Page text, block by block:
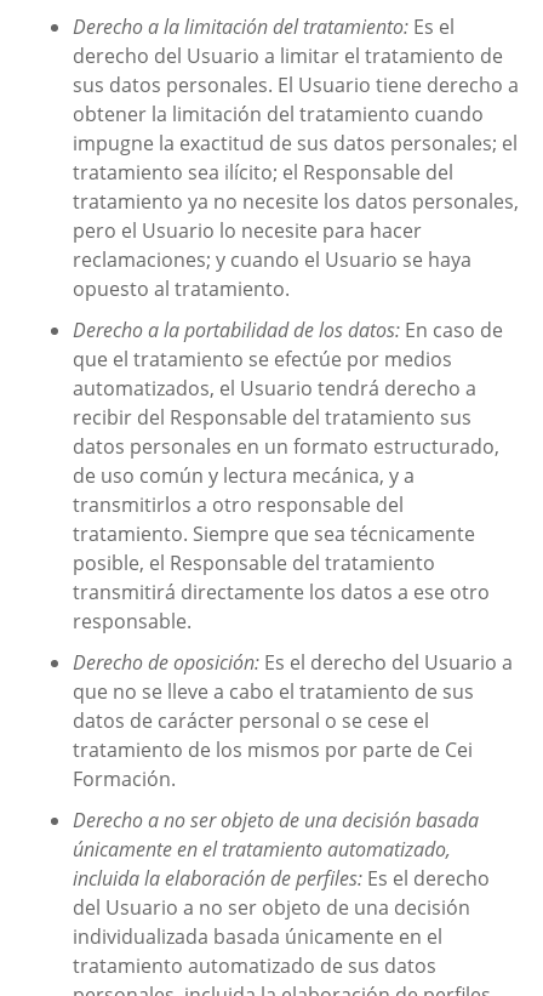
Derecho a la limitación del tratamiento: Es el
derecho del Usuario a limitar el tratamiento de
sus datos personales. El Usuario tiene derecho a
obtener la limitación del tratamiento cuando
impugne la exactitud de sus datos personales; el
tratamiento sea ilícito; el Responsable del
tratamiento ya no necesite los datos personales,
pero el Usuario lo necesite para hacer
reclamaciones; y cuando el Usuario se haya
opuesto al tratamiento.
Derecho a la portabilidad de los datos: En caso de
que el tratamiento se efectúe por medios
automatizados, el Usuario tendrá derecho a
recibir del Responsable del tratamiento sus
datos personales en un formato estructurado,
de uso común y lectura mecánica, y a
transmitirlos a otro responsable del
tratamiento. Siempre que sea técnicamente
posible, el Responsable del tratamiento
transmitirá directamente los datos a ese otro
responsable.
Derecho de oposición: Es el derecho del Usuario a
que no se lleve a cabo el tratamiento de sus
datos de carácter personal o se cese el
tratamiento de los mismos por parte de Cei
Formación.
Derecho a no ser objeto de una decisión basada
únicamente en el tratamiento automatizado,
incluida la elaboración de perfiles: Es el derecho
del Usuario a no ser objeto de una decisión
individualizada basada únicamente en el
tratamiento automatizado de sus datos